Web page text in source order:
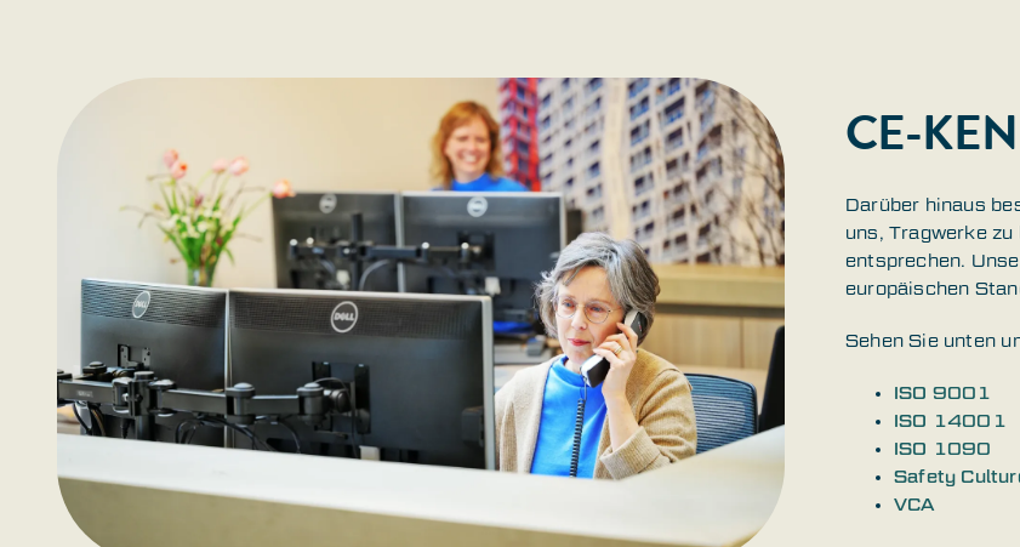
CE-
Darüber hinaus
uns, Tragwerke
entsprechen.
europäischen
Sehen Sie unten
ISO 9001
ISO 14001
ISO 1090
Safety
VCA